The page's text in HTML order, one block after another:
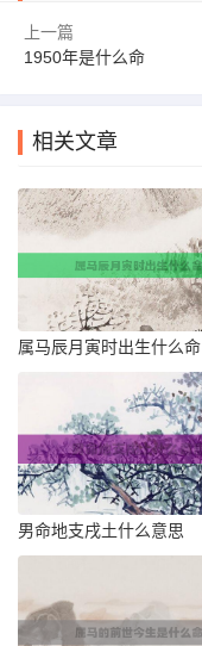
上一篇
1950年是什么命
相关文章
属马辰月寅时出生什么命
男命地支戌土什么意思